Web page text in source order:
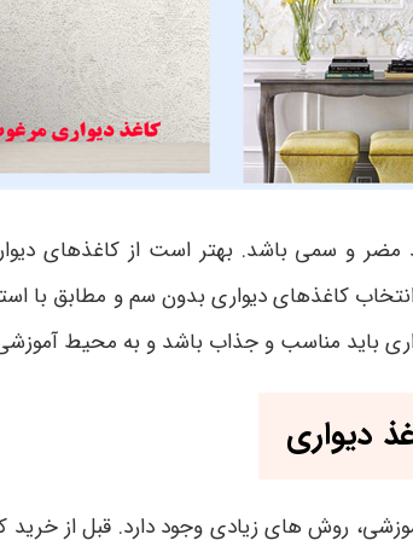
و سمی باشد. بهتر است از کاغذهای
کاغذهای دیواری بدون سم و مطابق با
باید مناسب و جذاب باشد و به محیط
دیواری
روش های زیادی وجود دارد. قبل از خرید